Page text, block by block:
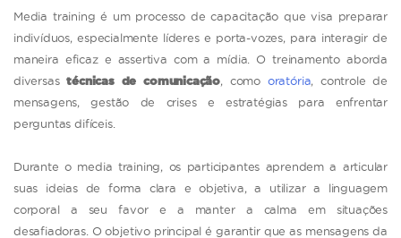
Media training é um processo de capacitação que visa preparar
indivíduos, especialmente líderes e porta-vozes, para interagir de
maneira eficaz e assertiva com a mídia. O treinamento aborda
diversastécnicas de comunicação , como oratória , controle de
mensagens, gestão de crises e estratégias para enfrentar
perguntas difíceis.
Durante o media training, os participantes aprendem a articular
suas ideias de forma clara e objetiva, a utilizar a linguagem
corporal a seu favor e a manter a calma em situações
desafiadoras. O objetivo principal é garantir que as mensagens da